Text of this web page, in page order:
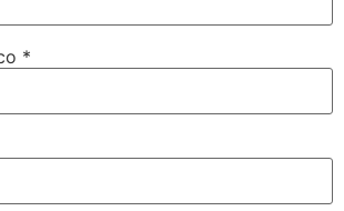
*